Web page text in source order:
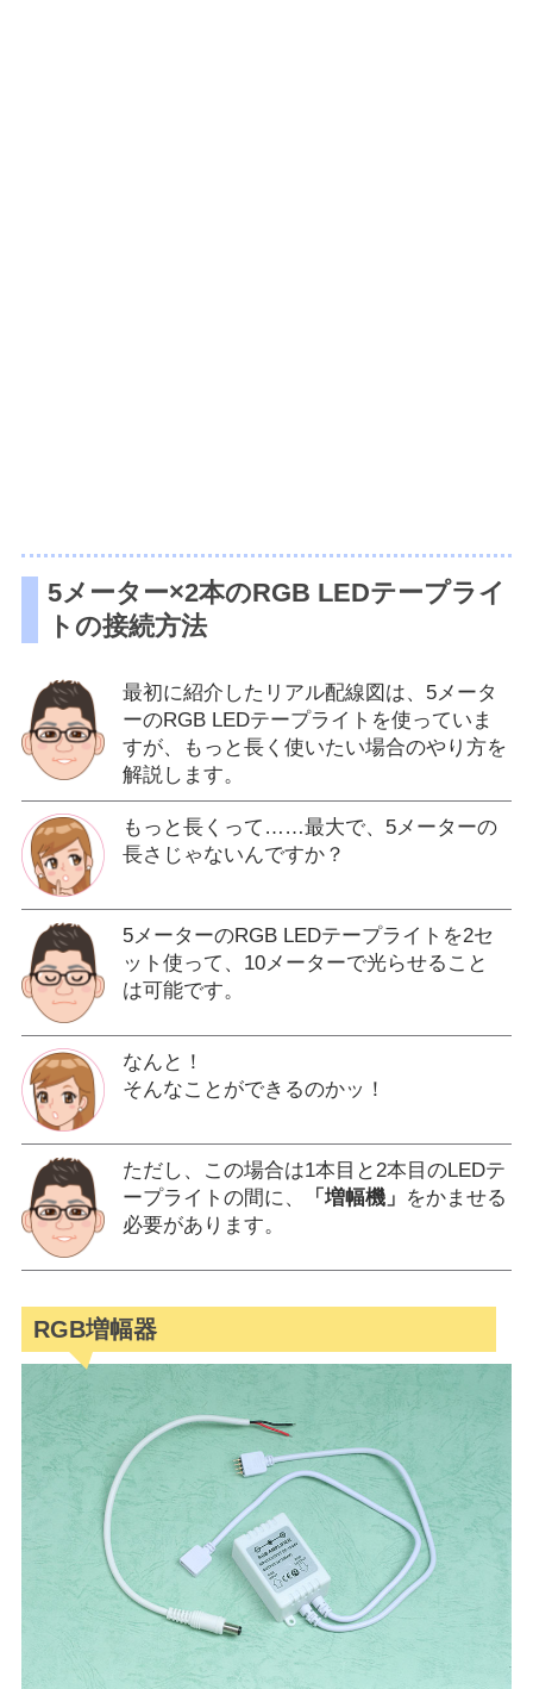
5メーター×2本のRGB LEDテープライ
トの接続方法
最初に紹介したリアル配線図は、5メータ
ーのRGB LEDテープライトを使っていま
すが、もっと長く使いたい場合のやり方を
解説します。
もっと長くって……最大で、5メーターの
長さじゃないんですか？
5メーターのRGB LEDテープライトを2セ
ット使って、10メーターで光らせること
は可能です。
なんと！
そんなことができるのかッ！
ただし、この場合は1本目と2本目のLEDテ
ープライトの間に、
「増幅機」 をかませる
必要があります。
RGB増幅器